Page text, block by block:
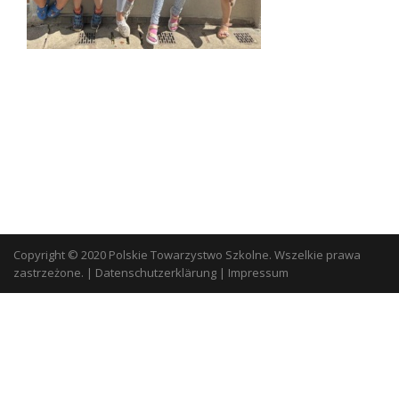
Copyright © 2020 Polskie Towarzystwo Szkolne. Wszelkie prawa
zastrzeżone. | Datenschutzerklärung | Impressum